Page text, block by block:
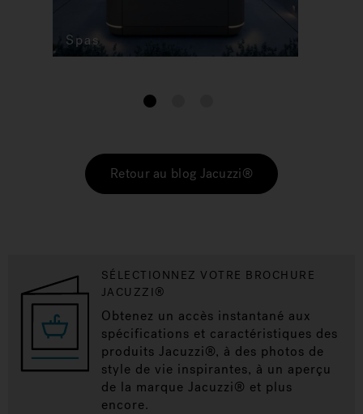
Spas
1
Retour au blog Jacuzzi®
SÉLECTIONNEZ VOTRE BROCHURE
JACUZZI®
Obtenez un accès instantané aux
spécifications et caractéristiques des
produits Jacuzzi®, à des photos de
style de vie inspirantes, à un aperçu
de la marque Jacuzzi® et plus
encore.